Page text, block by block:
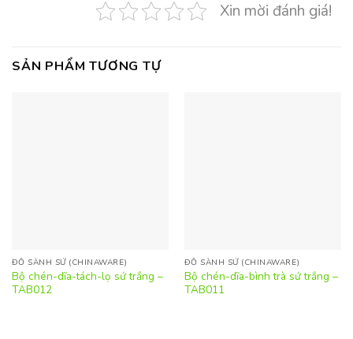
Xin mời đánh giá!
SẢN PHẨM TƯƠNG TỰ
ĐỒ SÀNH SỨ (CHINAWARE)
Bộ chén-dĩa-tách-lọ sứ trắng –
TAB012
ĐỒ SÀNH SỨ (CHINAWARE)
Bộ chén-dĩa-bình trà sứ trắng –
TAB011